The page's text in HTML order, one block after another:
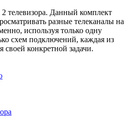
телевизора. Данный комплект
разные телеканалы на
используя только одну
схем подключений, каждая из
своей конкретной задачи.